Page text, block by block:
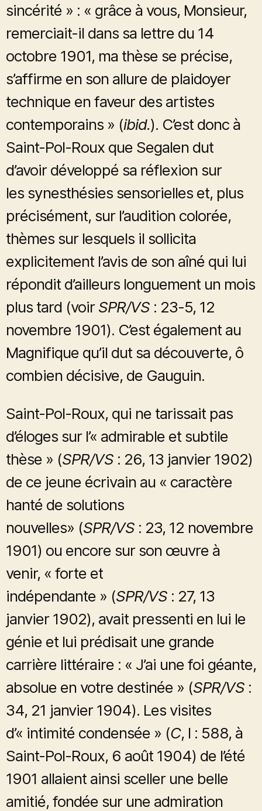
sincérité » : « grâce à vous, Monsieur,
remerciait-il dans sa lettre du 14
octobre 1901, ma thèse se précise,
s’affirme en son allure de plaidoyer
technique en faveur des artistes
contemporains » (ibid.). C’est donc à
Saint-Pol-Roux que Segalen dut
d’avoir développé sa réflexion sur
les synesthésies sensorielles et, plus
précisément, sur l’audition colorée,
thèmes sur lesquels il sollicita
explicitement l’avis de son aîné qui lui
répondit d’ailleurs longuement un mois
plus tard (voirSPR/VS : 23-5, 12
novembre 1901). C’est également au
Magnifique qu’il dut sa découverte, ô
combien décisive, de Gauguin.
Saint-Pol-Roux, qui ne tarissait pas
d’éloges sur l’« admirable et subtile
thèse » (SPR/VS : 26, 13 janvier 1902)
de ce jeune écrivain au « caractère
hanté de solutions
nouvelles» (SPR/VS : 23, 12 novembre
1901) ou encore sur son œuvre à
venir, « forte et
indépendante » (SPR/VS : 27, 13
janvier 1902), avait pressenti en lui le
génie et lui prédisait une grande
carrière littéraire : « J’ai une foi géante,
absolue en votre destinée » (SPR/VS :
34, 21 janvier 1904). Les visites
d’« intimité condensée » (C, I : 588, à
Saint-Pol-Roux, 6 août 1904) de l’été
1901 allaient ainsi sceller une belle
amitié, fondée sur une admiration